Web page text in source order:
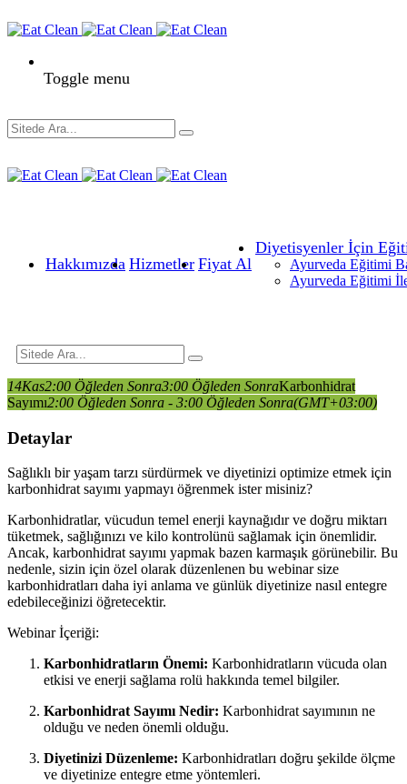
Toggle menu
Hakkımızda Hizmetler Fiyat Al
Diyetisyenler İçin
Ayurveda Eğitimi
Ayurveda Eğitimi
14Kas2:00 Öğleden Sonra3:00 Öğleden SonraKarbonhidrat
Sayımı2:00 Öğleden Sonra - 3:00 Öğleden Sonra(GMT+03:00)
Detaylar
Sağlıklı bir yaşam tarzı sürdürmek ve diyetinizi optimize etmek için
karbonhidrat sayımı yapmayı öğrenmek ister misiniz?
Karbonhidratlar, vücudun temel enerji kaynağıdır ve doğru miktarı
tüketmek, sağlığınızı ve kilo kontrolünü sağlamak için önemlidir.
Ancak, karbonhidrat sayımı yapmak bazen karmaşık görünebilir. Bu
nedenle, sizin için özel olarak düzenlenen bu webinar size
karbonhidratları daha iyi anlama ve günlük diyetinize nasıl entegre
edebileceğinizi öğretecektir.
Webinar İçeriği:
Karbonhidratların Önemi: Karbonhidratların vücuda olan
etkisi ve enerji sağlama rolü hakkında temel bilgiler.
Karbonhidrat Sayımı Nedir: Karbonhidrat sayımının ne
olduğu ve neden önemli olduğu.
Diyetinizi Düzenleme: Karbonhidratları doğru şekilde ölçme
ve diyetinize entegre etme yöntemleri.